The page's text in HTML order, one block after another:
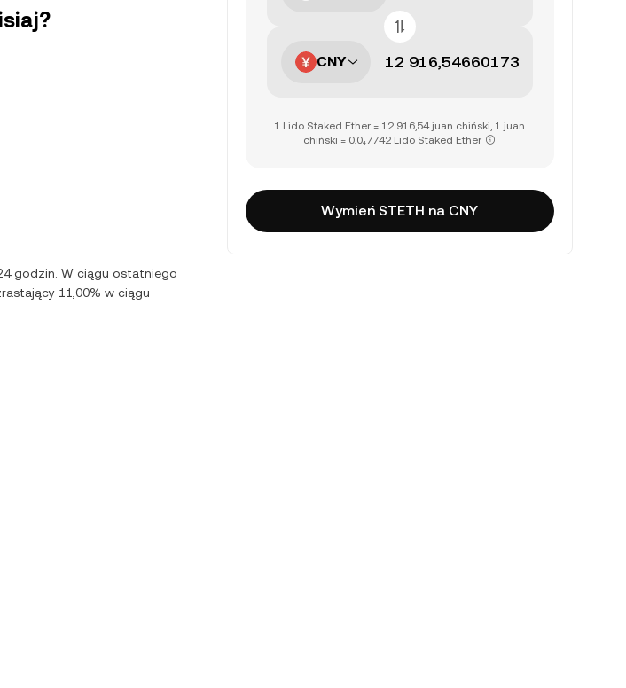
godzin. W ciągu ostatniego
11,00% w ciągu
CNY
1 Lido Staked Ether = 12 916,54 juan chiński, 1 juan
chiński = 0,0₄7742 Lido Staked Ether
Wymień STETH na CNY